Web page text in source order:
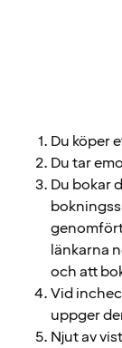
Du köper
Du tar
Du bokar
länkarna
och att
Vid
uppger
Njut av